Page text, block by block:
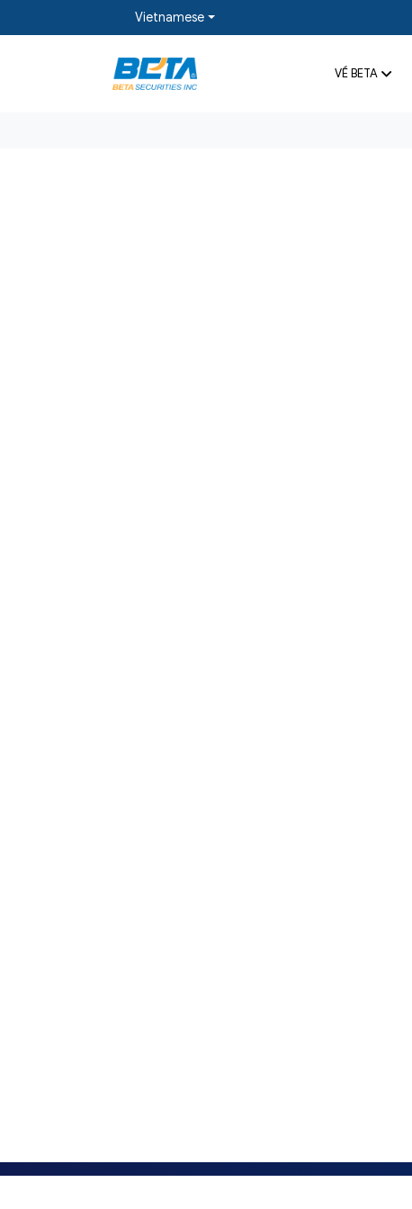
Vietnamese
VỀ BETA